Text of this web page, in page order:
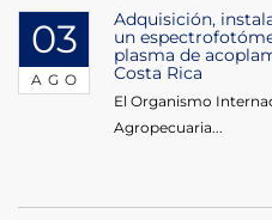
03
AGO
Adquisición,
un
plasma de
Costa Rica
El Organismo
Agropecuaria...